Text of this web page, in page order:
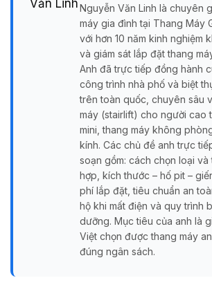
Nguyễn Văn Linh là chuyên
máy gia đình tại Thang Máy
với hơn 10 năm kinh nghiệm
và giám sát lắp đặt thang
Anh đã trực tiếp đồng hành
công trình nhà phố và biệt
trên toàn quốc, chuyên sâu
máy (stairlift) cho người cao
mini, thang máy không
kính. Các chủ đề anh trực
soạn gồm: cách chọn loại và
hợp, kích thước – hố pit –
phí lắp đặt, tiêu chuẩn an
hộ khi mất điện và quy trình
dưỡng. Mục tiêu của anh là
Việt chọn được thang máy
đúng ngân sách.